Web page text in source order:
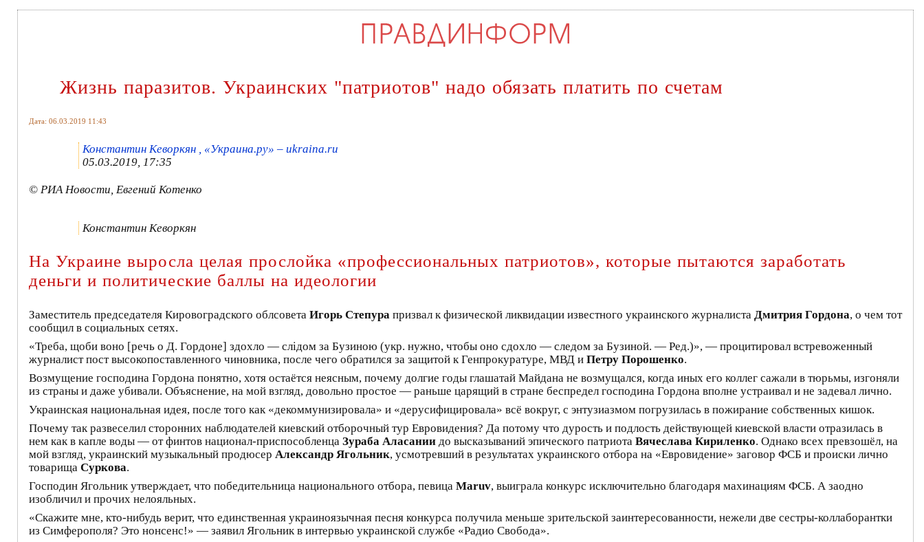
Жизнь паразитов. Украинских "патриотов" надо обязать платить по счетам
Дата: 06.03.2019 11:43
Константин Кеворкян , «Украина.ру» – ukraina.ru
05.03.2019, 17:35
© РИА Новости, Евгений Котенко
Константин Кеворкян
На Украине выросла целая прослойка «профессиональных патриотов», которые пытаются заработать
деньги и политические баллы на идеологии
Заместитель председателя Кировоградского облсовета Игорь Степура призвал к физической ликвидации известного украинского журналиста Дмитрия Гордона, о чем тот
сообщил в социальных сетях.
«Треба, щоби воно [речь о Д. Гордоне] здохло — слідом за Бузиною (укр. нужно, чтобы оно сдохло — следом за Бузиной. — Ред.)», — процитировал встревоженный
журналист пост высокопоставленного чиновника, после чего обратился за защитой к Генпрокуратуре, МВД и Петру Порошенко.
Возмущение господина Гордона понятно, хотя остаётся неясным, почему долгие годы глашатай Майдана не возмущался, когда иных его коллег сажали в тюрьмы, изгоняли
из страны и даже убивали. Объяснение, на мой взгляд, довольно простое — раньше царящий в стране беспредел господина Гордона вполне устраивал и не задевал лично.
Украинская национальная идея, после того как «декоммунизировала» и «дерусифицировала» всё вокруг, с энтузиазмом погрузилась в пожирание собственных кишок.
Почему так развеселил сторонних наблюдателей киевский отборочный тур Евровидения? Да потому что дурость и подлость действующей киевской власти отразилась в
нем как в капле воды — от финтов национал-приспособленца Зураба Аласании до высказываний эпического патриота Вячеслава Кириленко. Однако всех превзошёл, на
мой взгляд, украинский музыкальный продюсер Александр Ягольник, усмотревший в результатах украинского отбора на «Евровидение» заговор ФСБ и происки лично
товарища Суркова.
Господин Ягольник утверждает, что победительница национального отбора, певица Maruv, выиграла конкурс исключительно благодаря махинациям ФСБ. А заодно
изобличил и прочих нелояльных.
«Скажите мне, кто-нибудь верит, что единственная украиноязычная песня конкурса получила меньше зрительской заинтересованности, нежели две сестры-коллаборантки
из Симферополя? Это нонсенс!» — заявил Ягольник в интервью украинской службе «Радио Свобода».